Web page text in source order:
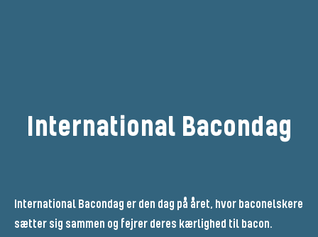
International Bacondag
International Bacondag er den dag på året, hvor baconelskere
sætter sig sammen og fejrer deres kærlighed til bacon.